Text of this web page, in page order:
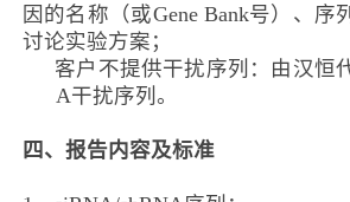
因的名称 （或Gene Bank号） 、序
讨论实验方案；
2、客户不提供干扰序列：由汉恒
A干扰序列。
四、 报告内容及标准